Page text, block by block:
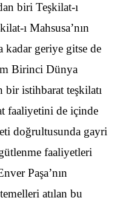
biri Teşkilat-ı
ı Mahsusa’nın
kadar geriye gitse de
Birinci Dünya
bir istihbarat teşkilatı
faaliyetini de içinde
doğrultusunda gayri
faaliyetleri
Paşa’nın
atılan bu